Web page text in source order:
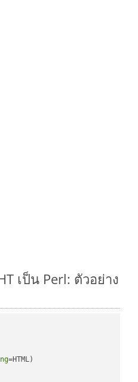
เป็น Perl: ตัวอย่าง